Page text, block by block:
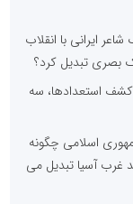
ایرانی با انقلاب
بصری تبدیل کرد؟
استعدادها، سه
اسلامی چگونه
غرب آسیا تبدیل می